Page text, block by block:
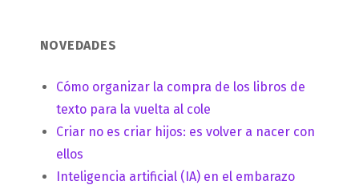
NOVEDADES
Cómo organizar la compra de los libros de
texto para la vuelta al cole
Criar no es criar hijos: es volver a nacer con
ellos
Inteligencia artificial (IA) en el embarazo